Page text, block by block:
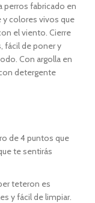
perros fabricado en
y colores vivos que
el viento. Cierre
fácil de poner y
Con argolla en
detergente
de 4 puntos que
te sentirás
teteron es
y fácil de limpiar.